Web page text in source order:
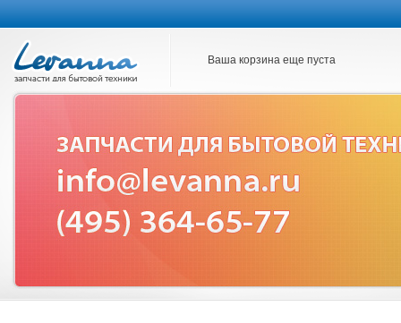
Ваша корзина еще пуста